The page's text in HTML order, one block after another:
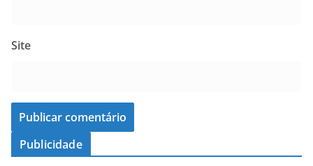
Site
Publicidade